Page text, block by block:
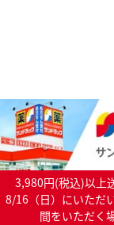
3,980円(税込)以上
8/16（日）にいただ
間をいただく